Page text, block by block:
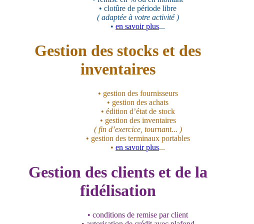
• clotûre de période libre
( adaptée à votre activité )
• en savoir plus...
Gestion des stocks et des
inventaires
• gestion des fournisseurs
• gestion des achats
• édition d’état de stock
• gestion des inventaires
( fin d’exercice, tournant... )
• gestion des terminaux portables
• en savoir plus...
Gestion des clients et de la
fidélisation
• conditions de remise par client